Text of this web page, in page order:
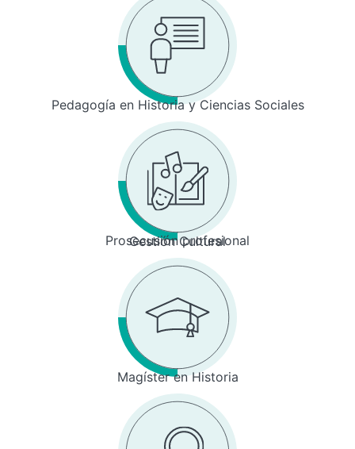
Pedagogía en Historia y Ciencias Sociales
Prosecusión profesional
Gestión Cultural
Magíster en Historia